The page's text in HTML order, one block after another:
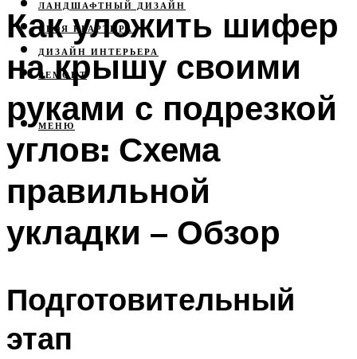
ЛАНДШАФТНЫЙ ДИЗАЙН
СВОЯ КВАРТИРА
ДИЗАЙН ИНТЕРЬЕРА
РЕМОНТ
МЕНЮ
Как уложить шифер
на крышу своими
руками с подрезкой
углов: Схема
правильной
укладки – Обзор
Подготовительный
этап